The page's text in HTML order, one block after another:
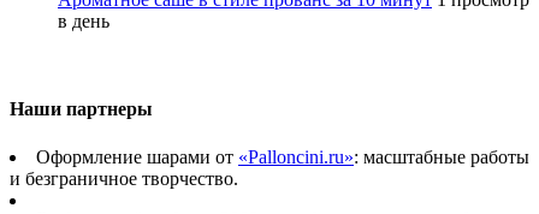
в день
Наши партнеры
Оформление шарами от «Palloncini.ru»: масштабные работы
и безграничное творчество.